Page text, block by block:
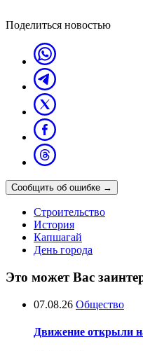
Поделиться новостью
Сообщить об ошибке →
Строительство
История
Капшагай
День города
Это может Вас
07.08.26 Общество
Движение открыли